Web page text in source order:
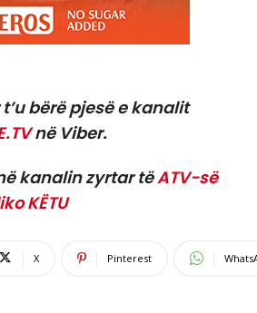
bërë pjesë e kanalit
në Viber.
kanalin zyrtar tëATV-së
KËTU
X Pinterest